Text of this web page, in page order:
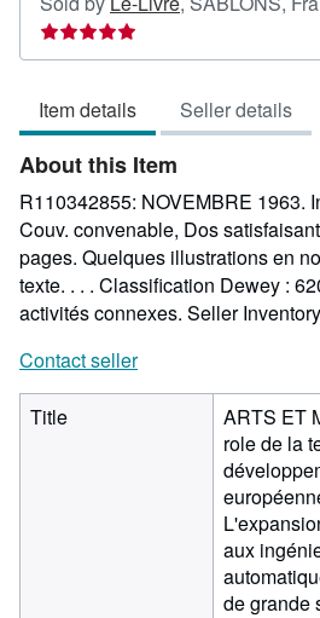
Item details Seller details
About this Item
R110342855: NOVEMBRE 1963.
Couv. convenable, Dos
pages. Quelques illustrations en
texte. . . . Classification Dewey :
activités connexes. Seller
Contact seller
Title
ARTS ET
role de la
aux
de grande